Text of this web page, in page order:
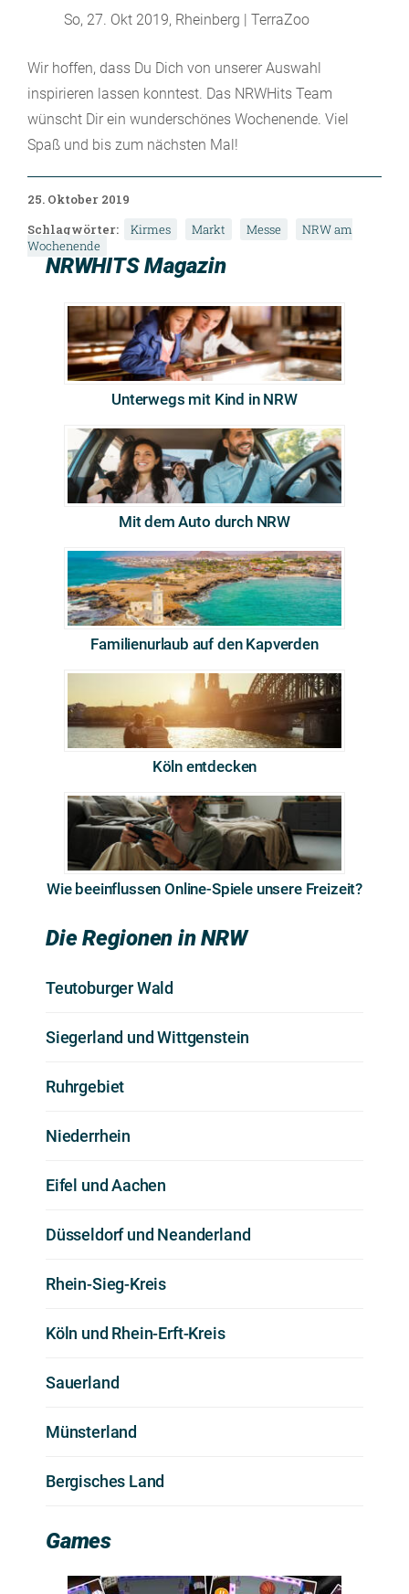
So, 27. Okt 2019, Rheinberg | TerraZoo
Wir hoffen, dass Du Dich von unserer Auswahl
inspirieren lassen konntest. Das NRWHits Team
wünscht Dir ein wunderschönes Wochenende. Viel
Spaß und bis zum nächsten Mal!
25. Oktober 2019
Schlagwörter:
Kirmes Markt Messe
NRW am
Wochenende
NRWHITS Magazin
Unterwegs mit Kind in NRW
Mit dem Auto durch NRW
Familienurlaub auf den Kapverden
Köln entdecken
Wie beeinflussen Online-Spiele unsere Freizeit?
Die Regionen in NRW
Teutoburger Wald
Siegerland und Wittgenstein
Ruhrgebiet
Niederrhein
Eifel und Aachen
Düsseldorf und Neanderland
Rhein-Sieg-Kreis
Köln und Rhein-Erft-Kreis
Sauerland
Münsterland
Bergisches Land
Games